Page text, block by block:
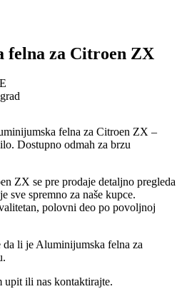
felna za Citroen ZX
felna za Citroen ZX –
Dostupno odmah za brzu
ZX se pre prodaje detaljno pregleda
sve spremno za naše kupce.
polovni deo po povoljnoj
da li je Aluminijumska felna za
upit ili nas kontaktirajte.